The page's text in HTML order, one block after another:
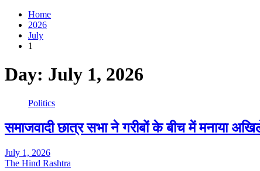
Home
2026
July
1
Day: July 1, 2026
Politics
समाजवादी छात्र सभा ने गरीबों के बीच में मनाया
July 1, 2026
The Hind Rashtra